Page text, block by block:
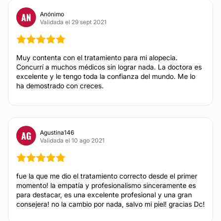
AN
Anónimo
Validada el 29 sept 2021
Muy contenta con el tratamiento para mi alopecia.
Concurrí a muchos médicos sin lograr nada. La doctora es
excelente y le tengo toda la confianza del mundo. Me lo
ha demostrado con creces.
AG
Agustina146
Validada el 10 ago 2021
fue la que me dio el tratamiento correcto desde el primer
momento! la empatía y profesionalismo sinceramente es
para destacar, es una excelente profesional y una gran
consejera! no la cambio por nada, salvo mi piel! gracias Dc!